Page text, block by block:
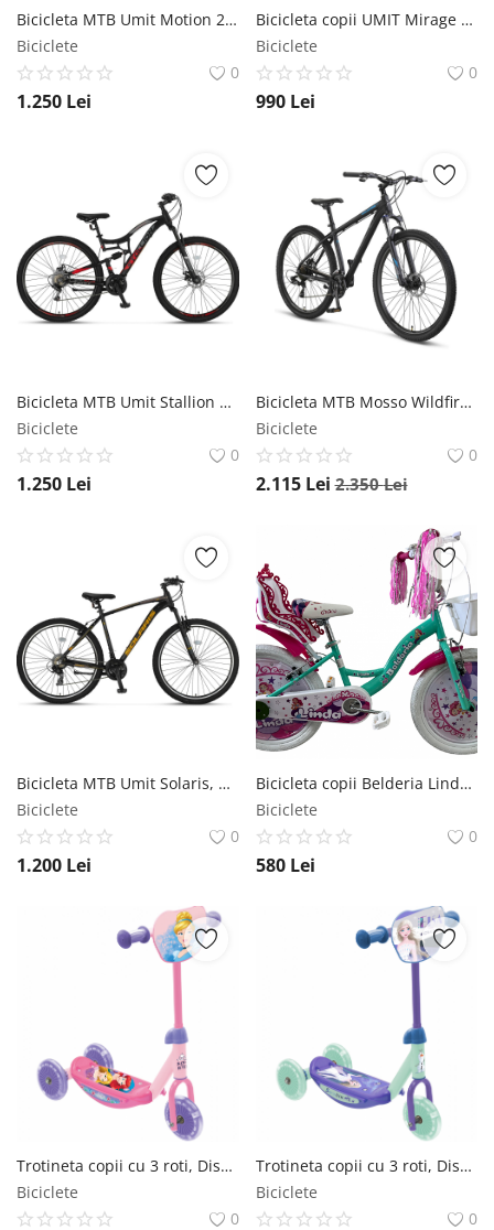
Bicicleta MTB Umit Motion 2D, cadru 18 din aluminiu, 21 viteze, roata 27.5 , frana disc, culoare negru galben Umit
Biciclete
0
1.250 Lei
Bicicleta copii UMIT Mirage Girls, culoare turcoaz, roata 20 , cadru aluminiu Umit
Biciclete
0
990 Lei
Bicicleta MTB Umit Stallion 2D, Full Suspension, SHM, 21 viteze, roata 29 , cadru otel, negru rosu Umit
Biciclete
0
1.250 Lei
Bicicleta MTB Mosso Wildfire Man Hidraulic, roata 27.5 , cadru 18 din aluminiu, culoare negru albastru Mosso
Biciclete
0
2.115 Lei 2.350Lei
Bicicleta MTB Umit Solaris, 21 viteze, culoare gri portocaliu, roata 27.5 , cadru din aluminiu, V-brake Umit
Biciclete
0
1.200 Lei
Bicicleta copii Belderia Linda, culoare turcoaz, roata 20 , cadru din otel Belderia
Biciclete
0
580 Lei
Trotineta copii cu 3 roti, Disney Princess SVX
Biciclete
0
Trotineta copii cu 3 roti, Disney Frozen 2 SVX
Biciclete
0